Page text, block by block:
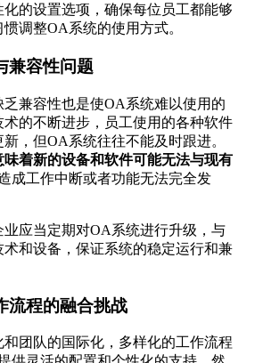
的设置选项，确保每位员工都能够
调整OA系统的使用方式。
兼容性问题
兼容性也是使OA系统难以使用的
术的不断进步，员工使用的各种软件
，但OA系统往往不能及时跟进。
着新的设备和软件可能无法与现有
成工作中断或者功能无法完全发
业应当定期对OA系统进行升级，与
和设备，保证系统的稳定运行和兼
流程的融合挑战
和团队的国际化，多样化的工作流程